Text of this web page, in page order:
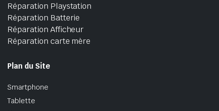
Réparation Playstation
Réparation Batterie
Réparation Afficheur
Réparation carte mère
Plan du Site
Smartphone
Tablette